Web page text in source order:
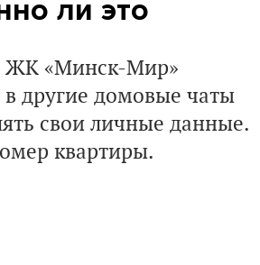
ли это
ЖК «Минск-Мир»
другие домовые чаты
свои личные данные.
квартиры.